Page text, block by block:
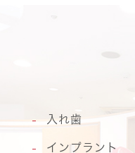
入れ歯
インプラント